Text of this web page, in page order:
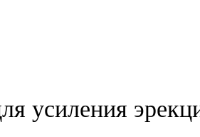
усиления